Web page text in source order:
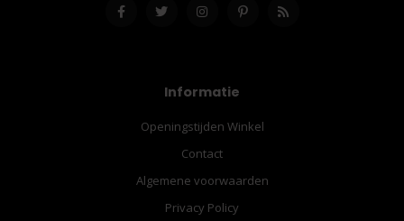
Informatie
Openingstijden Winkel
Contact
Algemene voorwaarden
Privacy Policy